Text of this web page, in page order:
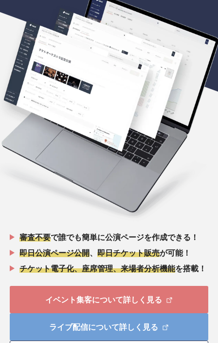
審査不要で誰でも簡単に公演ページを作成できる！
即日公演ページ公開
即日チケット販売が可能！
チケット電子化、座席管理、来場者分析機能を搭載！
イベント集客について詳しく見る
ライブ配信について詳しく見る